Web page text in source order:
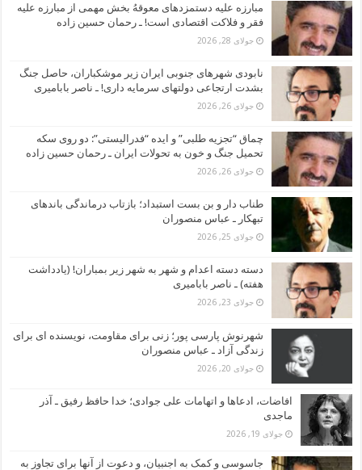
مبارزه علیه دستمزدهای معوقهُ بخش مهمی از مبارزه علیه
فقر و فلاکت اقتصادی است! ـ رحمان حسین زاده
جولای 28, 2026
نابودی شهرهای جنوبی ایران زیر موشکباران، حاصل جنگ
بشدت ارتجاعی دولتهای سرمایه داری! ـ ناصر بابامیری
جولای 26, 2026
چماق “تجزیه طلبی” و ایده “فدرالیستی”: دو روی سکه
تحمیل جنگ و خون به تحولات ایران ـ رحمان حسین زاده
جولای 26, 2026
طناب دار و بن بست استبداد؛ بازتاب درماندگی باندهای
تبهکار ـ عباس منصوران
جولای 25, 2026
دسته دسته اعدام و شهر به شهر زیر بمباران! (یادداشت
هفته) ـ ناصر بابامیری
جولای 23, 2026
شهرنوش پارسی پور؛ زنی برای مقاومت، نویسنده ای برای
زندگی آزاد ـ عباس منصوران
جولای 20, 2026
افاضات، ادعاها و اتهامات علی جوادی؛ خدا حافظ رفیق ـ آذر
ماجدی
جولای 19, 2026
جاسوسی و کمک به اجنبیان، و دعوت از آنها برای تجاوز به